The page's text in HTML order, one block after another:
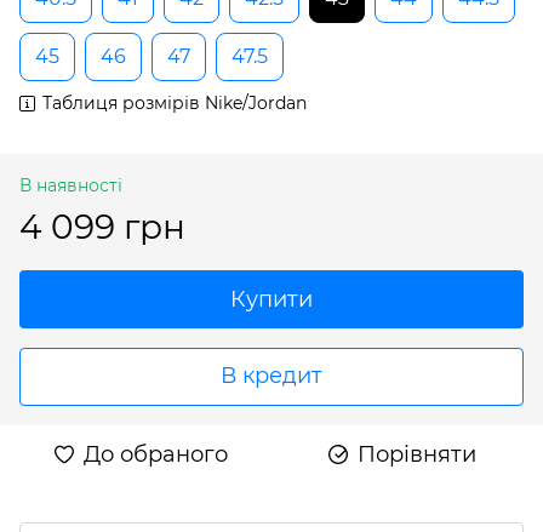
45 46 47 47.5
Таблиця розмірів Nike/Jordan
В наявності
4 099 грн
Купити
В кредит
До обраного Порівняти